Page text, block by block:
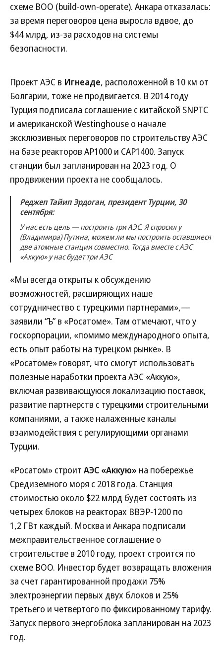
схеме BOO (build-own-operate). Анкара отказалась:
за время переговоров цена выросла вдвое, до
$44 млрд, из-за расходов на системы
безопасности.
Проект АЭС в Игнеаде, расположенной в 10 км от
Болгарии, тоже не продвигается. В 2014 году
Турция подписала соглашение с китайской SNPTC
и американской Westinghouse о начале
эксклюзивных переговоров по строительству АЭС
на базе реакторов AP1000 и CAP1400. Запуск
станции был запланирован на 2023 год. О
продвижении проекта не сообщалось.
Реджеп Тайип Эрдоган, президент Турции, 30
сентября:
У нас есть цель — построить три АЭС. Я спросил у
(Владимира) Путина, можем ли мы построить оставшиеся
две атомные станции совместно. Тогда вместе с АЭС
«Аккую» у нас будет три АЭС
«Мы всегда открыты к обсуждению
возможностей, расширяющих наше
сотрудничество с турецкими партнерами»,—
заявили “Ъ” в «Росатоме». Там отмечают, что у
госкорпорации, «помимо международного опыта,
есть опыт работы на турецком рынке». В
«Росатоме» говорят, что смогут использовать
полезные наработки проекта АЭС «Аккую»,
включая развивающуюся локализацию поставок,
развитие партнерств с турецкими строительными
компаниями, а также налаженные каналы
взаимодействия с регулирующими органами
Турции.
«Росатом» строит АЭС «Аккую» на побережье
Средиземного моря с 2018 года. Станция
стоимостью около $22 млрд будет состоять из
четырех блоков на реакторах ВВЭР-1200 по
1,2 ГВт каждый. Москва и Анкара подписали
межправительственное соглашение о
строительстве в 2010 году, проект строится по
схеме BOO. Инвестор будет возвращать вложения
за счет гарантированной продажи 75%
электроэнергии первых двух блоков и 25%
третьего и четвертого по фиксированному тарифу.
Запуск первого энергоблока запланирован на 2023
год.